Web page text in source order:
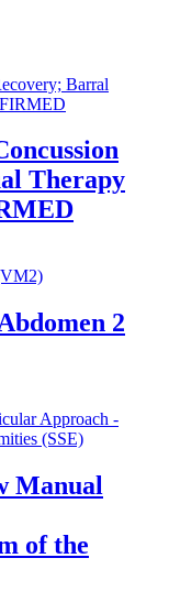
Therapy
2
Manual
of the